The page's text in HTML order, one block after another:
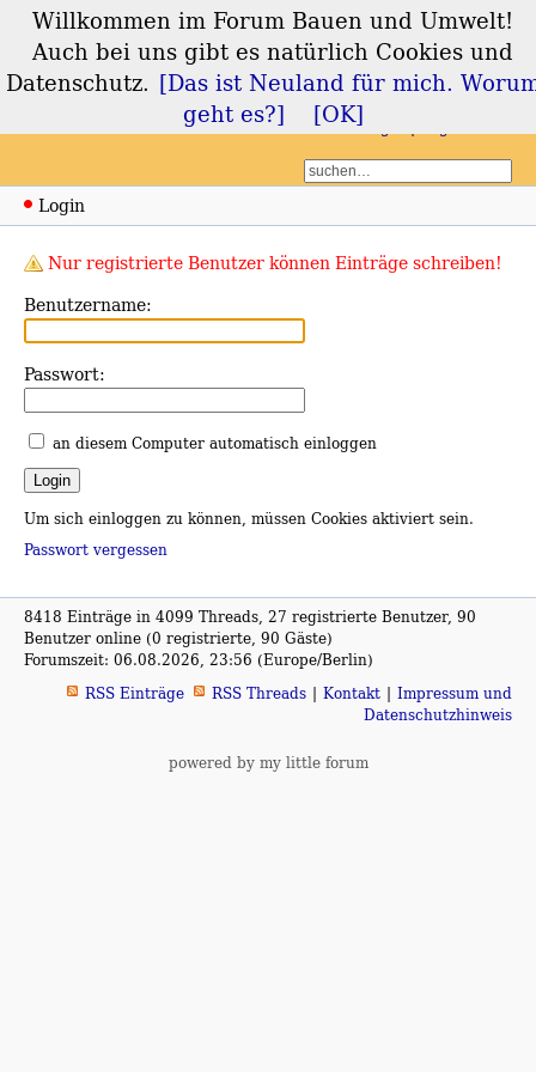
Forum Bauen und
Umwelt
Login
Nur registrierte Benutzer können Einträge schreiben!
Benutzername:
Passwort:
an diesem Computer automatisch einloggen
Um sich einloggen zu können, müssen Cookies aktiviert sein.
Passwort vergessen
8418 Einträge in 4099 Threads, 27 registrierte Benutzer, 90
Benutzer online (0 registrierte, 90 Gäste)
Forumszeit: 06.08.2026, 23:56 (Europe/Berlin)
RSS Einträge
RSS Threads Kontakt
Impressum und
Datenschutzhinweis
powered by my little forum
Willkommen im Forum Bauen und Umwelt!
Auch bei uns gibt es natürlich Cookies und
Datenschutz. [Das ist Neuland für mich.
geht es?]
[OK]